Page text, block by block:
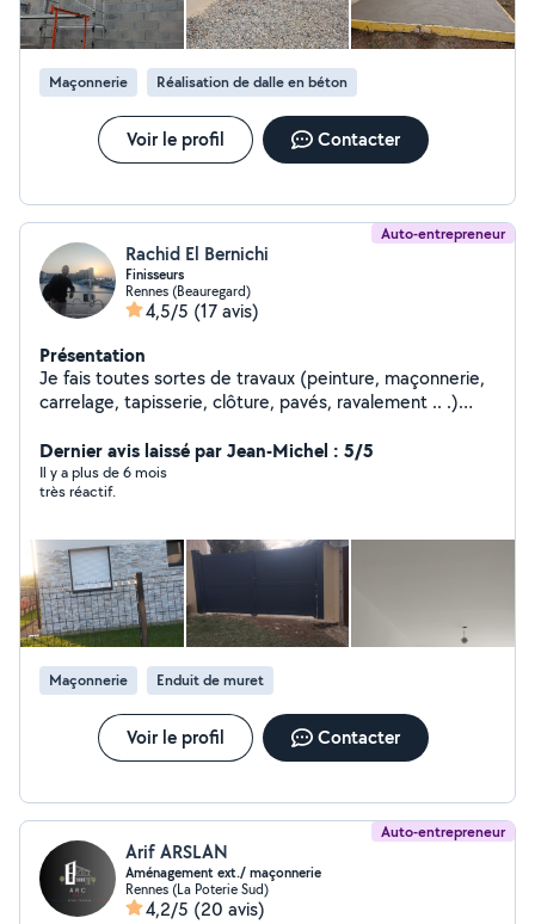
Maçonnerie Réalisation de dalle en béton
Voir le profil Contacter
Auto-entrepreneur
Rachid El Bernichi
Finisseurs
Rennes (Beauregard)
4,5/5 (17 avis)
Présentation
Je fais toutes sortes de travaux (peinture, maçonnerie,
carrelage, tapisserie, clôture, pavés, ravalement .. .)
Dernier avis laissé par Jean-Michel : 5/5
Il y a plus de 6 mois
très réactif.
Maçonnerie Enduit de muret
Voir le profil Contacter
Auto-entrepreneur
Arif ARSLAN
Aménagement ext./ maçonnerie
Rennes (La Poterie Sud)
4,2/5 (20 avis)